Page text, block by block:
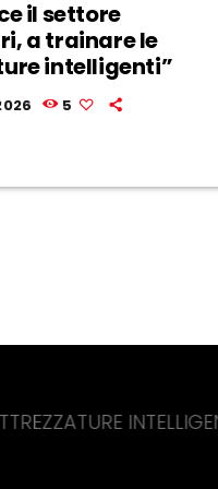
il settore
a trainare le
intelligenti”
5
INTELLIGENTI”